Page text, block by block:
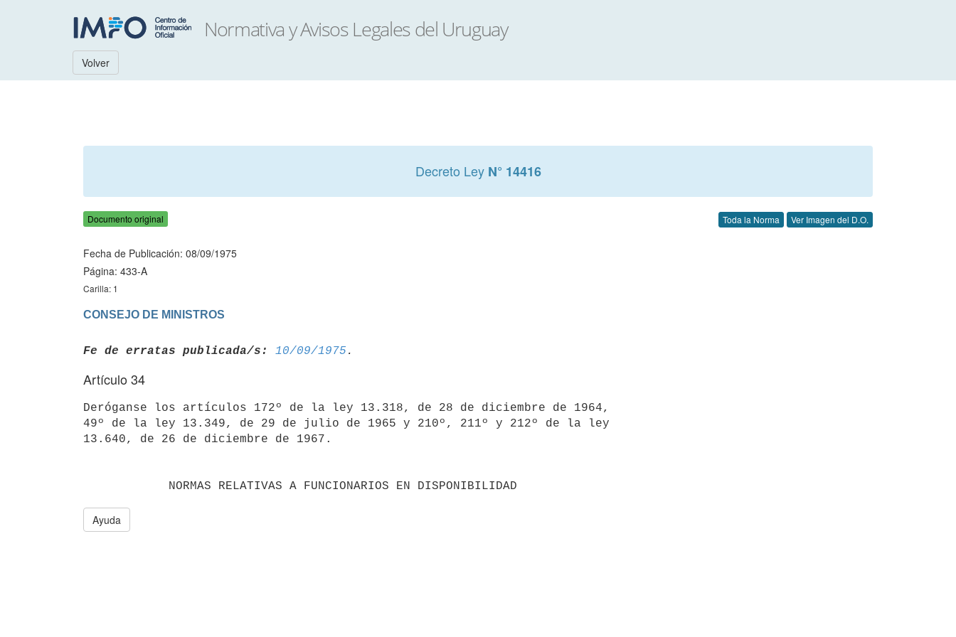
Volver
Decreto Ley N° 14416
Documento original Toda la Norma Ver Imagen del D.O.
Fecha de Publicación: 08/09/1975
Página: 433-A
Carilla: 1
CONSEJO DE MINISTROS
Fe de erratas publicada/s: 10/09/1975
Artículo 34
Deróganse los artículos 172º de la ley 13.318, de 28 de diciembre de 1964,
49º de la ley 13.349, de 29 de julio de 1965 y 210º, 211º y 212º de la ley
13.640, de 26 de diciembre de 1967.
            NORMAS RELATIVAS A FUNCIONARIOS EN DISPONIBILIDAD
Ayuda